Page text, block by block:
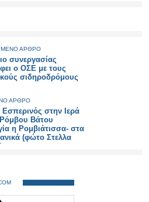
ΑΡΘΡΟ
συνεργασίας
ο ΟΣΕ με τους
σιδηροδρόμους
ΑΡΘΡΟ
Εσπερινός στην Ιερά
Βάτου
η Ρομβιάτισσα- στα
(φώτο Στελλα